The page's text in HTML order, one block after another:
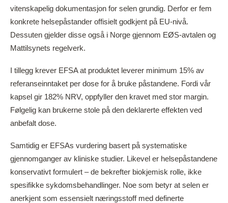
vitenskapelig dokumentasjon for selen grundig. Derfor er fem
konkrete helsepåstander offisielt godkjent på EU-nivå.
Dessuten gjelder disse også i Norge gjennom EØS-avtalen og
Mattilsynets regelverk.
I tillegg krever EFSA at produktet leverer minimum 15% av
referanseinntaket per dose for å bruke påstandene. Fordi vår
kapsel gir 182% NRV, oppfyller den kravet med stor margin.
Følgelig kan brukerne stole på den deklarerte effekten ved
anbefalt dose.
Samtidig er EFSAs vurdering basert på systematiske
gjennomganger av kliniske studier. Likevel er helsepåstandene
konservativt formulert – de bekrefter biokjemisk rolle, ikke
spesifikke sykdomsbehandlinger. Noe som betyr at selen er
anerkjent som essensielt næringsstoff med definerte